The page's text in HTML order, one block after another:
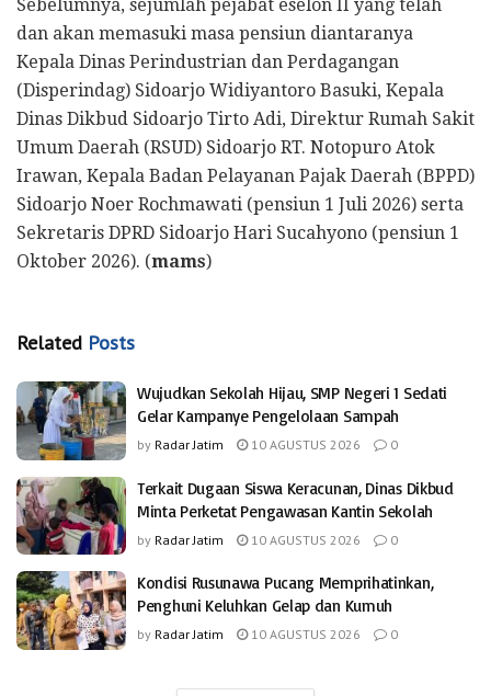
Sebelumnya, sejumlah pejabat eselon II yang telah
dan akan memasuki masa pensiun diantaranya
Kepala Dinas Perindustrian dan Perdagangan
(Disperindag) Sidoarjo Widiyantoro Basuki, Kepala
Dinas Dikbud Sidoarjo Tirto Adi, Direktur Rumah Sakit
Umum Daerah (RSUD) Sidoarjo RT. Notopuro Atok
Irawan, Kepala Badan Pelayanan Pajak Daerah (BPPD)
Sidoarjo Noer Rochmawati (pensiun 1 Juli 2026) serta
Sekretaris DPRD Sidoarjo Hari Sucahyono (pensiun 1
Oktober 2026). (mams)
Related Posts
Wujudkan Sekolah Hijau, SMP Negeri 1 Sedati
Gelar Kampanye Pengelolaan Sampah
by Radar Jatim 10 AGUSTUS 2026 0
Terkait Dugaan Siswa Keracunan, Dinas Dikbud
Minta Perketat Pengawasan Kantin Sekolah
by Radar Jatim 10 AGUSTUS 2026 0
Kondisi Rusunawa Pucang Memprihatinkan,
Penghuni Keluhkan Gelap dan Kumuh
by Radar Jatim 10 AGUSTUS 2026 0